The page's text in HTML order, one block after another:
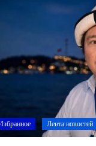
Лента новостей